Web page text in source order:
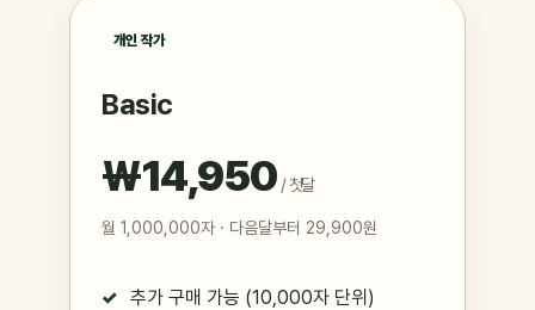
개인 작가
Basic
₩14,950 / 첫달
월 1,000,000자 · 다음달부터 29,900원
추가 구매 가능 (10,000자 단위)